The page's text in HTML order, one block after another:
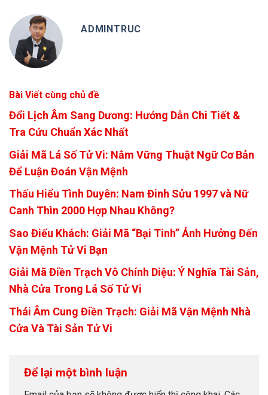
ADMINTRUC
Bài Viết cùng chủ đề
Đổi Lịch Âm Sang Dương: Hướng Dẫn Chi Tiết &
Tra Cứu Chuẩn Xác Nhất
Giải Mã Lá Số Tử Vi: Nắm Vững Thuật Ngữ Cơ Bản
Để Luận Đoán Vận Mệnh
Thấu Hiểu Tình Duyên: Nam Đinh Sửu 1997 và Nữ
Canh Thìn 2000 Hợp Nhau Không?
Sao Điếu Khách: Giải Mã “Bại Tinh” Ảnh Hưởng Đến
Vận Mệnh Tử Vi Bạn
Giải Mã Điền Trạch Vô Chính Diệu: Ý Nghĩa Tài Sản,
Nhà Cửa Trong Lá Số Tử Vi
Thái Âm Cung Điền Trạch: Giải Mã Vận Mệnh Nhà
Cửa Và Tài Sản Tử Vi
Để lại một bình luận